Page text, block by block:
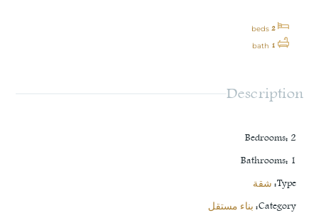
2
beds
1
bath
Description
Bedrooms: 2
Bathrooms: 1
Type
: شقة
Category
: بناء مستقل